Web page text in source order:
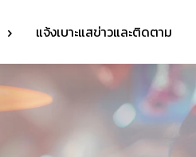
แจ้งเบาะแสข่าวและติดตาม